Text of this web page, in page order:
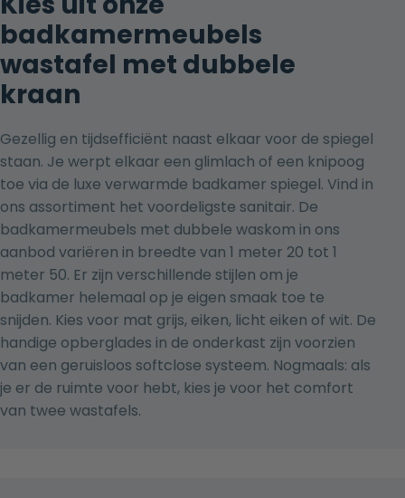
badkamermeubels
wastafel met dubbele
kraan
Gezellig en tijdsefficiënt naast elkaar voor de spiegel
staan. Je werpt elkaar een glimlach of een knipoog
toe via de luxe verwarmde badkamer spiegel. Vind in
ons assortiment het voordeligste sanitair. De
badkamermeubels met dubbele waskom in ons
aanbod variëren in breedte van 1 meter 20 tot 1
meter 50. Er zijn verschillende stijlen om je
badkamer helemaal op je eigen smaak toe te
snijden. Kies voor mat grijs, eiken, licht eiken of wit. De
handige opberglades in de onderkast zijn voorzien
van een geruisloos softclose systeem. Nogmaals: als
je er de ruimte voor hebt, kies je voor het comfort
van twee wastafels.